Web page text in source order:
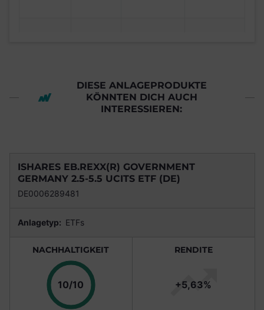
DIESE ANLAGEPRODUKTE
KÖNNTEN DICH AUCH
INTERESSIEREN:
ISHARES EB.REXX(R) GOVERNMENT
GERMANY 2.5-5.5 UCITS ETF (DE)
DE0006289481
Anlagetyp: ETFs
NACHHALTIGKEIT
10/10 Punkte
RENDITE
+5,63%